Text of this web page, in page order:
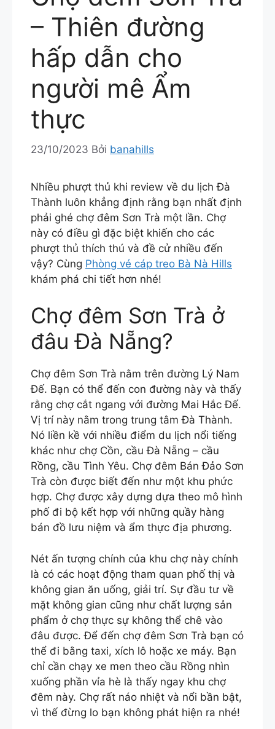
– Thiên đường
hấp dẫn cho
người mê Ẩm
thực
23/10/2023 Bởi banahills
Nhiều phượt thủ khi review về du lịch Đà
Thành luôn khẳng định rằng bạn nhất định
phải ghé chợ đêm Sơn Trà một lần. Chợ
này có điều gì đặc biệt khiến cho các
phượt thủ thích thú và đề cử nhiều đến
vậy? Cùng Phòng vé cáp treo Bà Nà Hills
khám phá chi tiết hơn nhé!
Chợ đêm Sơn Trà ở
đâu Đà Nẵng?
Chợ đêm Sơn Trà nằm trên đường Lý Nam
Đế. Bạn có thể đến con đường này và thấy
rằng chợ cắt ngang với đường Mai Hắc Đế.
Vị trí này nằm trong trung tâm Đà Thành.
Nó liền kề với nhiều điểm du lịch nổi tiếng
khác như chợ Cồn, cầu Đà Nẵng – cầu
Rồng, cầu Tình Yêu. Chợ đêm Bán Đảo Sơn
Trà còn được biết đến như một khu phức
hợp. Chợ được xây dựng dựa theo mô hình
phố đi bộ kết hợp với những quầy hàng
bán đồ lưu niệm và ẩm thực địa phương.
Nét ấn tượng chính của khu chợ này chính
là có các hoạt động tham quan phố thị và
không gian ăn uống, giải trí. Sự đầu tư về
mặt không gian cũng như chất lượng sản
phẩm ở chợ thực sự không thể chê vào
đâu được. Để đến chợ đêm Sơn Trà bạn có
thể đi bằng taxi, xích lô hoặc xe máy. Bạn
chỉ cần chạy xe men theo cầu Rồng nhìn
xuống phần vỉa hè là thấy ngay khu chợ
đêm này. Chợ rất náo nhiệt và nổi bần bật,
vì thế đừng lo bạn không phát hiện ra nhé!